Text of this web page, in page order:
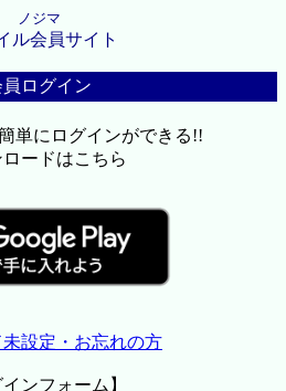
ノジマ
ル会員サイト
員ログイン
単にログインができる!!
ロードはこちら
設定・お忘れの方
インフォーム】